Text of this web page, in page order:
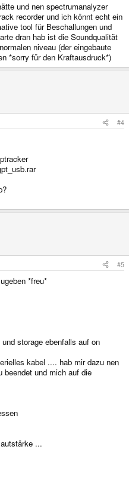
und nen spectrumanalyzer
recorder und ich könnt echt ein
tool für Beschallungen und
dran hab ist die Soundqualität
niveau (der eingebaute
*sorry für den Kraftausdruck*)
#4
#5
*freu*
storage ebenfalls auf on
kabel .... hab mir dazu nen
beendet und mich auf die
...